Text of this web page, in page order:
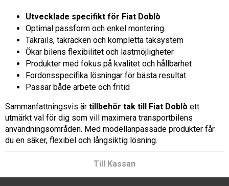
Utvecklade specifikt för Fiat Doblò
Optimal passform och enkel montering
Takrails, takräcken och kompletta taksystem
Ökar bilens flexibilitet och lastmöjligheter
Produkter med fokus på kvalitet och hållbarhet
Fordonsspecifika lösningar för bästa resultat
Passar både arbete och fritid
Sammanfattningsvis är tillbehör tak till Fiat Doblò ett
utmärkt val för dig som vill maximera transportbilens
användningsområden. Med modellanpassade produkter får
du en säker, flexibel och långsiktig lösning.
Till Kassan